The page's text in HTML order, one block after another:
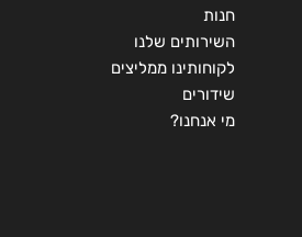
חנות
השירותים שלנו
לקוחותינו ממליצים
שידורים
מי אנחנו?